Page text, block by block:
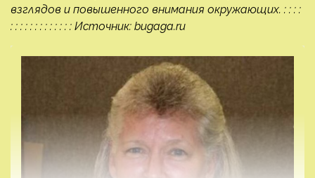
взглядов и повышенного внимания окружающих. : : : :
: : : : : : : : : : : : : Источник: bugaga.ru